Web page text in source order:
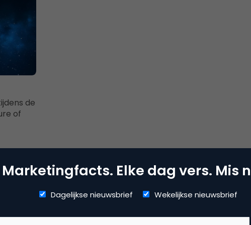
de
of
Marketingfacts. Elke dag vers. Mis
Dagelijkse nieuwsbrief Wekelijkse nieuwsbrief